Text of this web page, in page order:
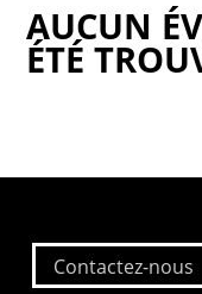
AUCUN
ÉTÉ
Contactez-nous